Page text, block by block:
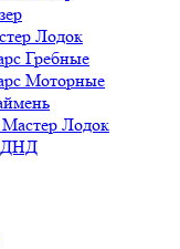
Лодок
Гребные
Моторные
Лодок